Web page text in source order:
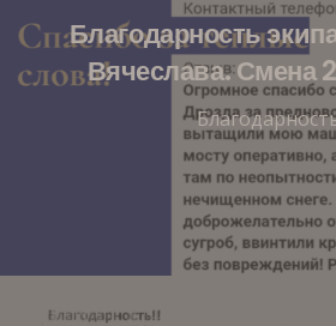
Благодарность
Вячеслава. Смена